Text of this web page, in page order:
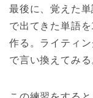
最後に、覚えた
で出てきた単語
作る。ライティ
で言い換えてみる